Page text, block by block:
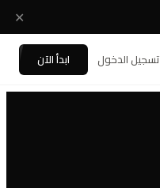
✕
تسجيل الدخول ابدأ الآن